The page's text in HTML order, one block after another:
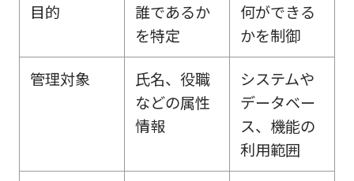
目的
誰であるか
を特定
何ができる
かを制御
管理対象
氏名、役職
などの属性
情報
システムや
データベー
ス、機能の
利用範囲